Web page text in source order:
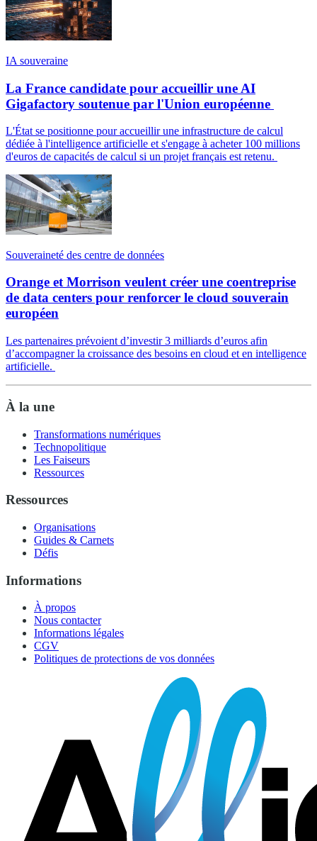
IA souveraine
La France candidate pour accueillir une AI
Gigafactory soutenue par l'Union européenne
L'État se positionne pour accueillir une infrastructure de calcul
dédiée à l'intelligence artificielle et s'engage à acheter 100 millions
d'euros de capacités de calcul si un projet français est retenu.
Souveraineté des centre de données
Orange et Morrison veulent créer une coentreprise
de data centers pour renforcer le cloud souverain
européen
Les partenaires prévoient d’investir 3 milliards d’euros afin
d’accompagner la croissance des besoins en cloud et en intelligence
artificielle.
À la une
Transformations numériques
Technopolitique
Les Faiseurs
Ressources
Ressources
Organisations
Guides & Carnets
Défis
Informations
À propos
Nous contacter
Informations légales
CGV
Politiques de protections de vos données